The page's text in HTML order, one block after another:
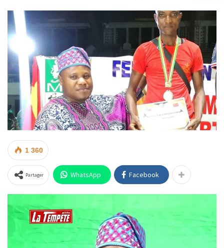
1 360
Partager WhatsApp Facebook